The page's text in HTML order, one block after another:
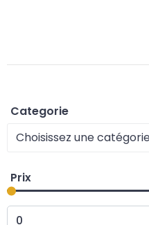
Categorie
Choisissez une
Prix